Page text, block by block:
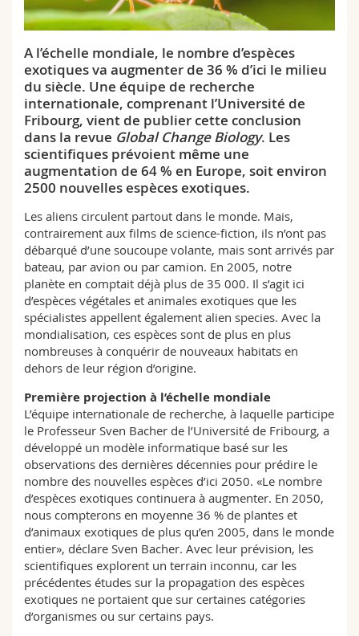
Sciences et médecine
Interfacultaire
Collaborateurs
Doctorants
Webmail
Programme des cours
MyUnifr
A l’échelle mondiale, le nombre d’espèces
exotiques va augmenter de 36 % d’ici le milieu
du siècle. Une équipe de recherche
internationale, comprenant l’Université de
Fribourg, vient de publier cette conclusion
dans la revue Global Change Biology. Les
scientifiques prévoient même une
augmentation de 64 % en Europe, soit environ
2500 nouvelles espèces exotiques.
Les aliens circulent partout dans le monde. Mais,
contrairement aux films de science-fiction, ils n’ont pas
débarqué d’une soucoupe volante, mais sont arrivés par
bateau, par avion ou par camion. En 2005, notre
planète en comptait déjà plus de 35 000. Il s’agit ici
d’espèces végétales et animales exotiques que les
spécialistes appellent également alien species. Avec la
mondialisation, ces espèces sont de plus en plus
nombreuses à conquérir de nouveaux habitats en
dehors de leur région d’origine.
Première projection à l’échelle mondiale
L’équipe internationale de recherche, à laquelle participe
le Professeur Sven Bacher de l’Université de Fribourg, a
développé un modèle informatique basé sur les
observations des dernières décennies pour prédire le
nombre des nouvelles espèces d’ici 2050. «Le nombre
d’espèces exotiques continuera à augmenter. En 2050,
nous compterons en moyenne 36 % de plantes et
d’animaux exotiques de plus qu’en 2005, dans le monde
entier», déclare Sven Bacher. Avec leur prévision, les
scientifiques explorent un terrain inconnu, car les
précédentes études sur la propagation des espèces
exotiques ne portaient que sur certaines catégories
d’organismes ou sur certains pays.